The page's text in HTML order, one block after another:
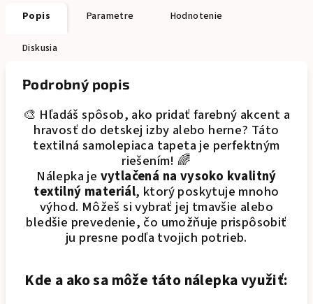
Popis Parametre Hodnotenie
Diskusia
Podrobný popis
🎨 Hľadáš spôsob, ako pridať farebný akcent a
hravosť do detskej izby alebo herne? Táto
textilná samolepiaca tapeta je perfektným
riešením! 🌈
Nálepka je vytlačená na vysoko kvalitný
textilný materiál, ktorý poskytuje mnoho
výhod. Môžeš si vybrať jej tmavšie alebo
bledšie prevedenie, čo umožňuje prispôsobiť
ju presne podľa tvojich potrieb.
Kde a ako sa môže táto nálepka využiť: